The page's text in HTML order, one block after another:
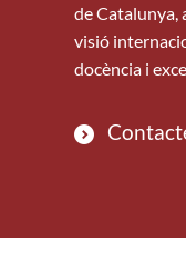
de Catalunya,
visió
docència i